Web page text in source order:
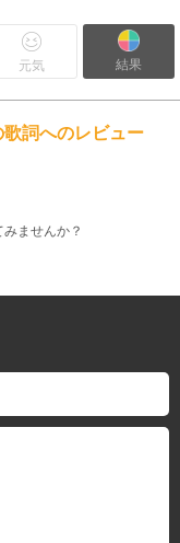
元気 結果
詞へのレビュー
ませんか？